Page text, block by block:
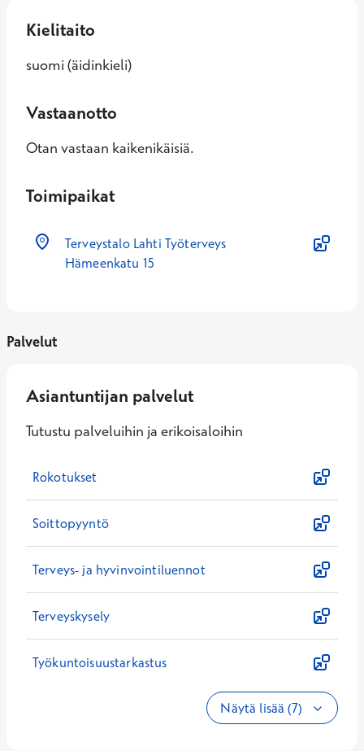
Kielitaito
suomi (äidinkieli)
Vastaanotto
Otan vastaan kaikenikäisiä.
Toimipaikat
Terveystalo Lahti Työterveys
Hämeenkatu 15
Palvelut
Asiantuntijan palvelut
Tutustu palveluihin ja erikoisaloihin
Rokotukset
Soittopyyntö
Terveys- ja hyvinvointiluennot
Terveyskysely
Työkuntoisuustarkastus
Näytä lisää (7)